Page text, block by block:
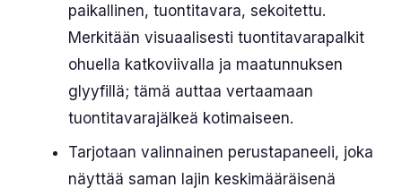
paikallinen, tuontitavara, sekoitettu.
Merkitään visuaalisesti tuontitavarapalkit
ohuella katkoviivalla ja maatunnuksen
glyyfillä; tämä auttaa vertaamaan
tuontitavarajälkeä kotimaiseen.
Tarjotaan valinnainen perustapaneeli, joka
näyttää saman lajin keskimääräisenä